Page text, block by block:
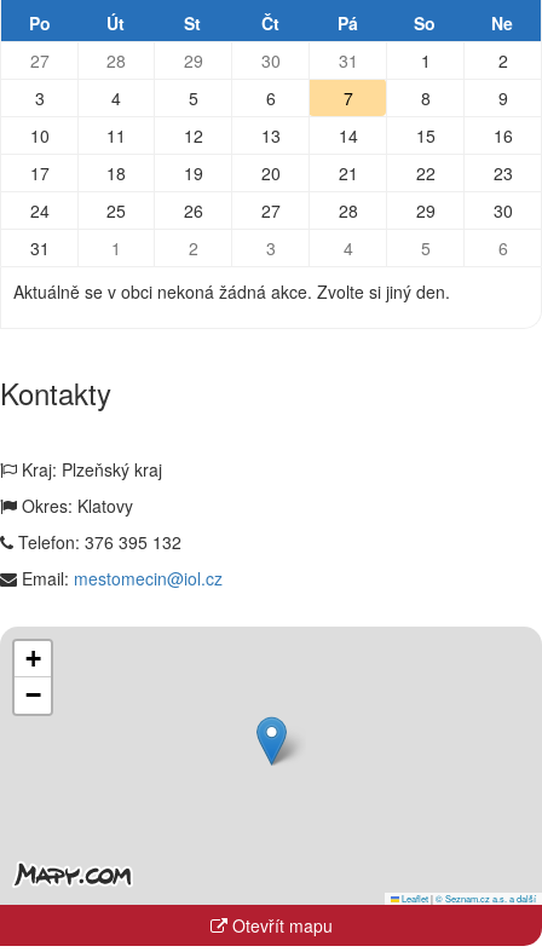
Po
Út St Čt Pá So
Ne
27
28 29 30 31 1
2
3
4 5 6 7 8
9
10
11 12 13 14 15
16
17
18 19 20 21 22
23
24
25 26 27 28 29
30
31
1 2 3 4 5
6
Aktuálně se v obci nekoná žádná akce. Zvolte si jiný den.
Kontakty
Kraj: Plzeňský kraj
Okres: Klatovy
Telefon: 376 395 132
Email: mestomecin@iol.cz
+
−
Leaflet|© Seznam.cz a.s. a další
Otevřít mapu